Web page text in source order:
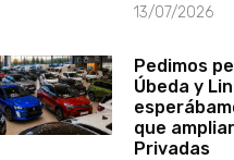
13/07/2026
Pedimos
Úbeda y
que
Privadas